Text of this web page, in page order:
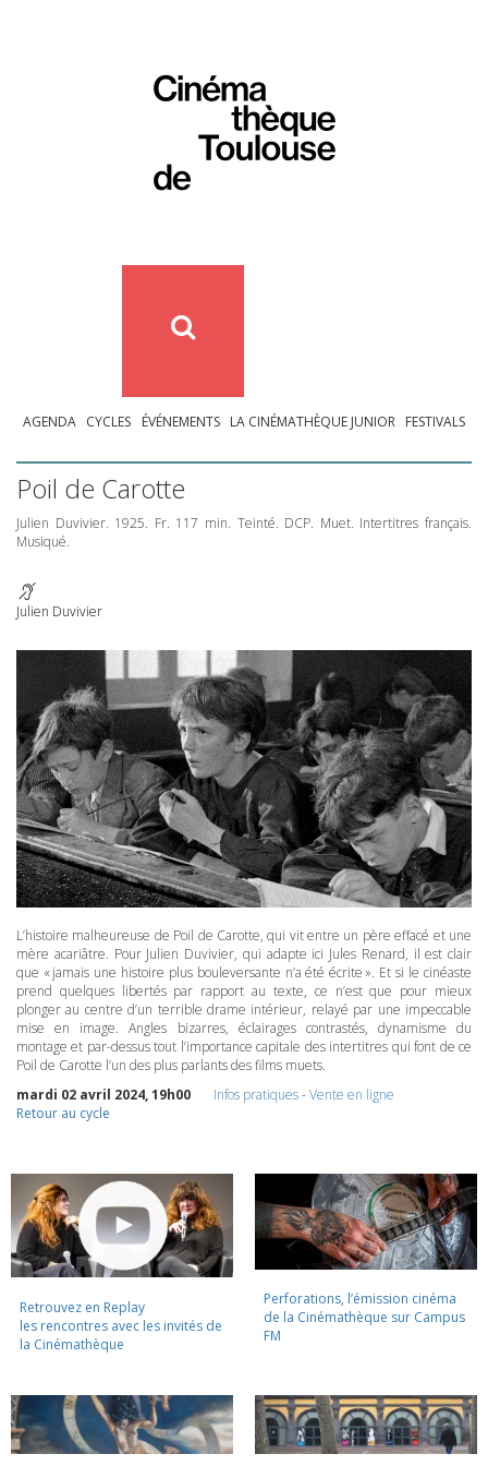
AGENDA CYCLES ÉVÉNEMENTS LA CINÉMATHÈQUE JUNIOR FESTIVALS
Poil de Carotte
Julien Duvivier. 1925. Fr. 117 min. Teinté. DCP. Muet. Intertitres français.
Musiqué.
Julien Duvivier
L’histoire malheureuse de Poil de Carotte, qui vit entre un père effacé et une
mère acariâtre. Pour Julien Duvivier, qui adapte ici Jules Renard, il est clair
que « jamais une histoire plus bouleversante n’a été écrite ». Et si le cinéaste
prend quelques libertés par rapport au texte, ce n’est que pour mieux
plonger au centre d’un terrible drame intérieur, relayé par une impeccable
mise en image. Angles bizarres, éclairages contrastés, dynamisme du
montage et par-dessus tout l’importance capitale des intertitres qui font de ce
Poil de Carotte l’un des plus parlants des films muets.
mardi 02 avril 2024, 19h00
Infos pratiques-Vente en ligne
Retour au cycle
Retrouvez en Replay
les rencontres avec les invités de
la Cinémathèque
Perforations, l’émission cinéma
de la Cinémathèque sur Campus
FM